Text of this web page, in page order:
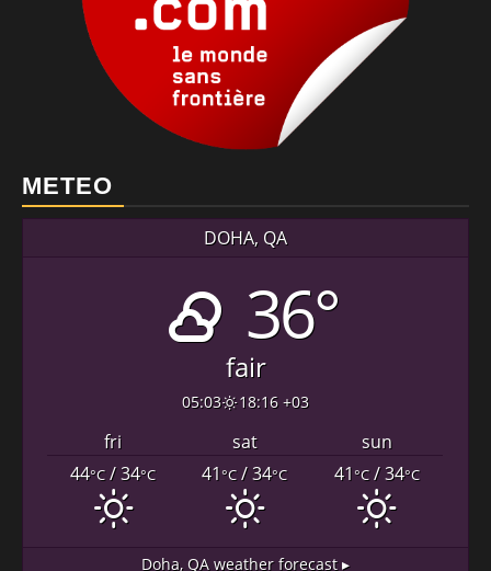
METEO
DOHA, QA
36°
fair
05:03 18:16 +03
fri sat
sun
44°C/ 34°C 41°C/ 34°C 41°C/ 34°C
Doha, QA weather forecast ▸